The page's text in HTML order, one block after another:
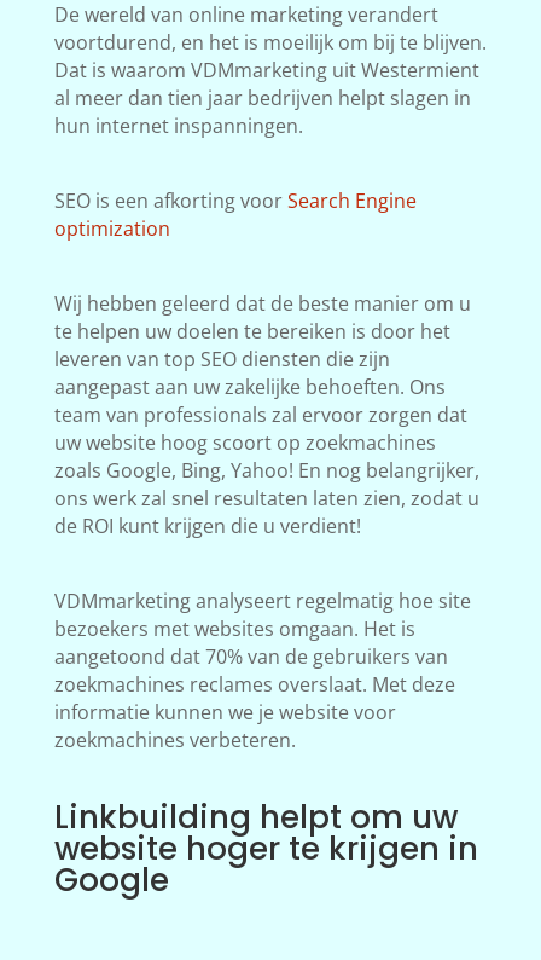
De wereld van online marketing verandert
voortdurend, en het is moeilijk om bij te blijven.
Dat is waarom VDMmarketing uit Westermient
al meer dan tien jaar bedrijven helpt slagen in
hun internet inspanningen.
SEO is een afkorting voorSearch Engine
optimization
Wij hebben geleerd dat de beste manier om u
te helpen uw doelen te bereiken is door het
leveren van top SEO diensten die zijn
aangepast aan uw zakelijke behoeften. Ons
team van professionals zal ervoor zorgen dat
uw website hoog scoort op zoekmachines
zoals Google, Bing, Yahoo! En nog belangrijker,
ons werk zal snel resultaten laten zien, zodat u
de ROI kunt krijgen die u verdient!
VDMmarketing analyseert regelmatig hoe site
bezoekers met websites omgaan. Het is
aangetoond dat 70% van de gebruikers van
zoekmachines reclames overslaat. Met deze
informatie kunnen we je website voor
zoekmachines verbeteren.
Linkbuilding helpt om uw
website hoger te krijgen in
Google